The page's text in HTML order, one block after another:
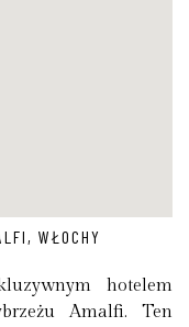
WŁOCHY
hotelem
Amalfi. Ten